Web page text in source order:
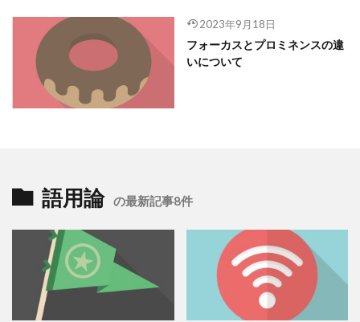
2023年9月18日
フォーカスとプロミネンスの違
いについて
語用論 の最新記事8件